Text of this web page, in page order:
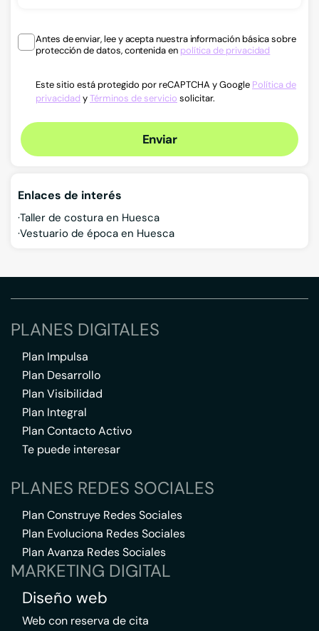
Antes de enviar, lee y acepta nuestra información básica sobre
protección de datos, contenida en política de privacidad
Este sitio está protegido por reCAPTCHA y Google Política de
privacidad yTérminos de servicio solicitar.
Enviar
Enlaces de interés
Taller de costura en Huesca
Vestuario de época en Huesca
PLANES DIGITALES
Plan Impulsa
Plan Desarrollo
Plan Visibilidad
Plan Integral
Plan Contacto Activo
Te puede interesar
PLANES REDES SOCIALES
Plan Construye Redes Sociales
Plan Evoluciona Redes Sociales
Plan Avanza Redes Sociales
MARKETING DIGITAL
Diseño web
Web con reserva de cita